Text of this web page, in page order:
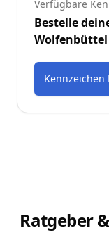
Verfügbare
Bestelle
Wolfenbüttel
Ratgeber